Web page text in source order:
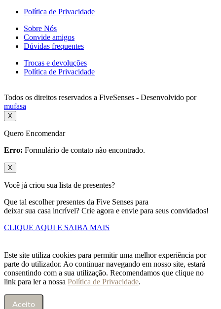
Política de Privacidade
Sobre Nós
Convide amigos
Dúvidas frequentes
Trocas e devoluções
Política de Privacidade
Todos os direitos reservados a FiveSenses - Desenvolvido por
mufasa
X
Quero Encomendar
Erro: Formulário de contato não encontrado.
X
Você já criou sua lista de presentes?
Que tal escolher presentes da Five Senses para
deixar sua casa incrível? Crie agora e envie para seus convidados!
CLIQUE AQUI E SAIBA MAIS
Este site utiliza cookies para permitir uma melhor experiência por
parte do utilizador. Ao continuar navegando em nosso site, estará
consentindo com a sua utilização. Recomendamos que clique no
link para ler a nossa Política de Privacidade.
Aceito